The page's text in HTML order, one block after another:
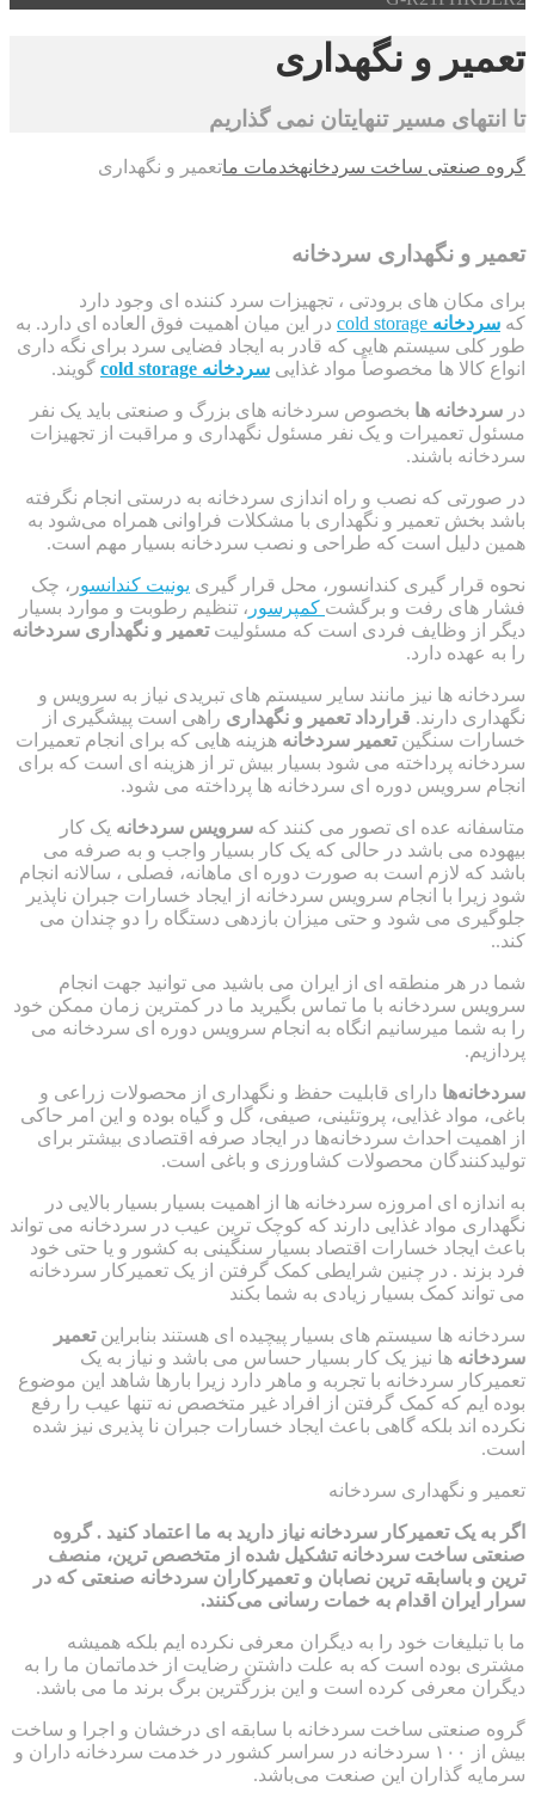
تعمیر و نگهداری
تا انتهای مسیر تنهایتان نمی گذاریم
گروه صنعتی ساخت سردخانهخدمات ماتعمیر و نگهداری
تعمیر و نگهداری سردخانه
برای مکان های برودتی ، تجهیزات سرد کننده ای وجود دارد
که سردخانه
در این میان اهمیت فوق العاده ای دارد. به
طور کلی سیستم هایی که قادر به ایجاد فضایی سرد برای نگه داری
انواع کالا ها مخصوصاً مواد غذایی سردخانه گویند.
در سردخانه ها بخصوص سردخانه های بزرگ و صنعتی باید یک نفر
مسئول تعمیرات و یک نفر مسئول نگهداری و مراقبت از تجهیزات
سردخانه باشند.
در صورتی که نصب و راه اندازی سردخانه به درستی انجام نگرفته
باشد بخش تعمیر و نگهداری با مشکلات فراوانی همراه می‌شود به
همین دلیل است که طراحی و نصب سردخانه بسیار مهم است.
نحوه قرار گیری کندانسور، محل قرار گیری یونیت کندانسور، چک
فشار های رفت و برگشت کمپرسور ، تنظیم رطوبت و موارد بسیار
دیگر از وظایف فردی است که مسئولیتتعمیر و نگهداری سردخانه
را به عهده دارد.
سردخانه ها نیز مانند سایر سیستم های تبریدی نیاز به سرویس و
نگهداری دارند. قرارداد تعمیر و نگهداری راهی است پیشگیری از
خسارات سنگینتعمیر سردخانه هزینه هایی که برای انجام تعمیرات
سردخانه پرداخته می شود بسیار بیش تر از هزینه ای است که برای
انجام سرویس دوره ای سردخانه ها پرداخته می شود.
متاسفانه عده ای تصور می کنند که سرویس سردخانه یک کار
بیهوده می باشد در حالی که یک کار بسیار واجب و به صرفه می
باشد که لازم است به صورت دوره ای ماهانه، فصلی ، سالانه انجام
شود زیرا با انجام سرویس سردخانه از ایجاد خسارات جبران ناپذیر
جلوگیری می شود و حتی میزان بازدهی دستگاه را دو چندان می
کند..
شما در هر منطقه ای از ایران می باشید می توانید جهت انجام
سرویس سردخانه با ما تماس بگیرید ما در کمترین زمان ممکن خود
را به شما میرسانیم انگاه به انجام سرویس دوره ای سردخانه می
پردازیم.
سردخانه‌ها دارای قابلیت حفظ و نگهداری از محصولات زراعی و
باغی، مواد غذایی، پروتئینی، صیفی، گل و گیاه بوده و این امر حاکی
از اهمیت احداث سردخانه‌ها در ایجاد صرفه اقتصادی بیشتر برای
تولیدکنندگان محصولات کشاورزی و باغی است.
به اندازه ای امروزه سردخانه ها از اهمیت بسیار بسیار بالایی در
نگهداری مواد غذایی دارند که کوچک ترین عیب در سردخانه می تواند
باعث ایجاد خسارات اقتصاد بسیار سنگینی به کشور و یا حتی خود
فرد بزند . در چنین شرایطی کمک گرفتن از یک تعمیرکار سردخانه
می تواند کمک بسیار زیادی به شما بکند
سردخانه ها سیستم های بسیار پیچیده ای هستند بنابراینتعمیر
سردخانه ها نیز یک کار بسیار حساس می باشد و نیاز به یک
تعمیرکار سردخانه با تجربه و ماهر دارد زیرا بارها شاهد این موضوع
بوده ایم که کمک گرفتن از افراد غیر متخصص نه تنها عیب را رفع
نکرده اند بلکه گاهی باعث ایجاد خسارات جبران نا پذیری نیز شده
است.
تعمیر و نگهداری سردخانه
اگر به یک تعمیرکار سردخانه نیاز دارید به ما اعتماد کنید . گروه
صنعتی ساخت سردخانه تشکیل شده از متخصص ترین، منصف
ترین و باسابقه ترین نصابان و تعمیرکاران سردخانه صنعتی که در
سرار ایران اقدام به خمات رسانی می‌کنند.
ما با تبلیغات خود را به دیگران معرفی نکرده ایم بلکه همیشه
مشتری بوده است که به علت داشتن رضایت از خدماتمان ما را به
دیگران معرفی کرده است و این بزرگترین برگ برند ما می باشد.
گروه صنعتی ساخت سردخانه با سابقه ای درخشان و اجرا و ساخت
بیش از ۱۰۰ سردخانه در سراسر کشور در خدمت سردخانه داران و
سرمایه گذاران این صنعت می‌باشد.